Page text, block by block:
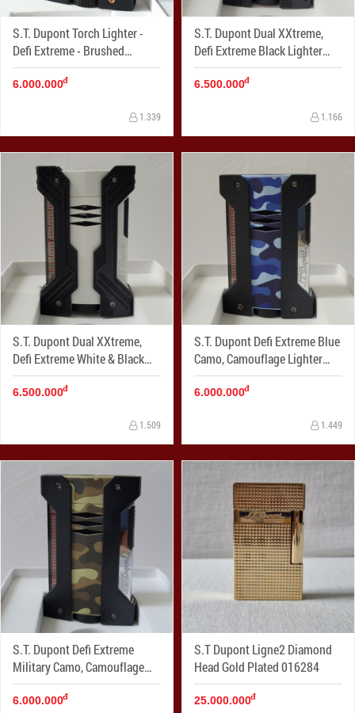
S.T. Dupont Torch Lighter -
Defi Extreme - Brushed
Copper
6.000.000đ
1.339
S.T. Dupont Dual XXtreme,
Defi Extreme Black Lighter
021600
6.500.000đ
1.166
S.T. Dupont Dual XXtreme,
Defi Extreme White & Black
Lighter 021603
6.500.000đ
1.509
S.T. Dupont Defi Extreme Blue
Camo, Camouflage Lighter
021411
6.000.000đ
1.449
S.T. Dupont Defi Extreme
Military Camo, Camouflage
Lighter 021412
6.000.000đ
S.T Dupont Ligne2 Diamond
Head Gold Plated 016284
25.000.000đ